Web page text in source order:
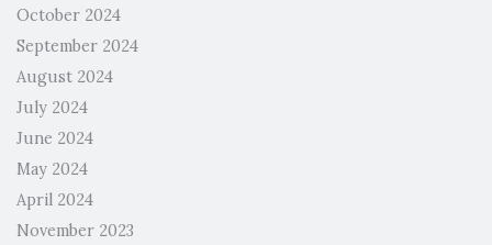
October 2024
September 2024
August 2024
July 2024
June 2024
May 2024
April 2024
November 2023